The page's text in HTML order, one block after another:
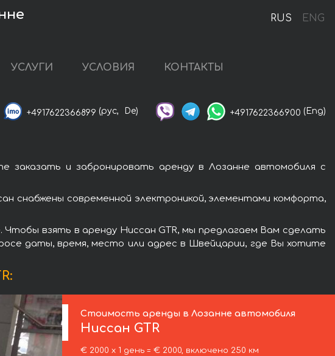
RUS ENG
УСЛУГИ УСЛОВИЯ КОНТАКТЫ
+4917622366899 (рус, De) +4917622366900 (Eng)
заказать и забронировать аренду в Лозанне автомобиля с
снабжены современной электроникой, элементами комфорта,
взять в аренду Ниссан GTR, мы предлагаем Вам сделать
даты, время, место или адрес в Швейцарии, где Вы хотите
Стоимость аренды в Лозанне автомобиля
Ниссан GTR
€ 2000 х 1 день = € 2000, включено 250 км